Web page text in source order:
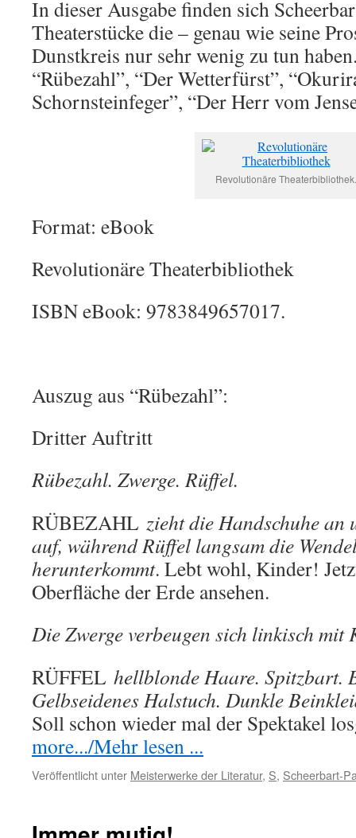
In dieser Ausgabe finden sich
Theaterstücke die – genau wie seine
Dunstkreis nur sehr wenig zu tun
“Rübezahl”, “Der Wetterfürst”,
Schornsteinfeger”, “Der Herr vom
Revolutionäre Theaterbibliothek.
Format: eBook
Revolutionäre Theaterbibliothek
ISBN eBook: 9783849657017.
Auszug aus “Rübezahl”:
Dritter Auftritt
Rübezahl. Zwerge. Rüffel.
RÜBEZAHL zieht die Handschuhe an
auf, während Rüffel langsam die
herunterkommt. Lebt wohl, Kinder!
Oberfläche der Erde ansehen.
Die Zwerge verbeugen sich linkisch mit
RÜFFEL hellblonde Haare. Spitzbart.
Gelbseidenes Halstuch. Dunkle
Soll schon wieder mal der Spektakel
more.../Mehr lesen ...
Veröffentlicht unter Meisterwerke der Literatur, S, Scheerbart-